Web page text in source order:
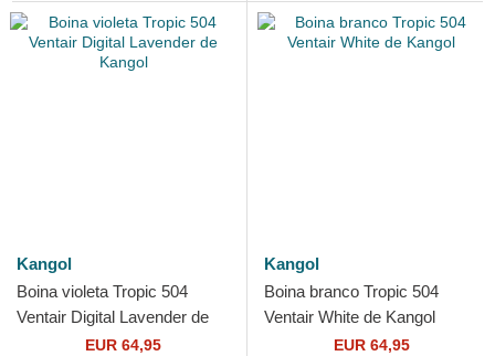
Kangol
Boina violeta Tropic 504
Ventair Digital Lavender de
EUR 64,95
Kangol
Boina branco Tropic 504
Ventair White de Kangol
EUR 64,95